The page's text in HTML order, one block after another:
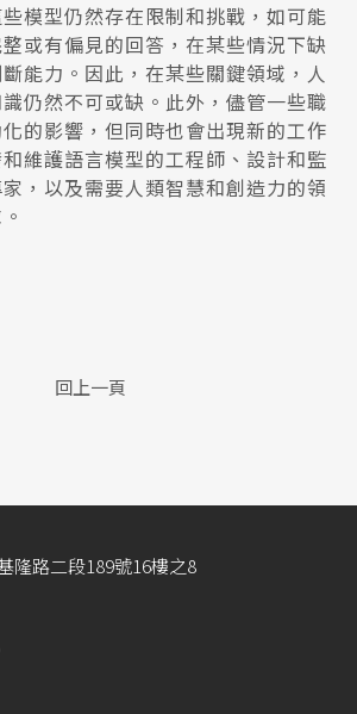
模型仍然存在限制和挑戰，如可能
或有偏見的回答，在某些情況下缺
能力。因此，在某些關鍵領域，人
仍然不可或缺。此外，儘管一些職
的影響，但同時也會出現新的工作
維護語言模型的工程師、設計和監
，以及需要人類智慧和創造力的領
回上一頁
隆路二段189號16樓之8